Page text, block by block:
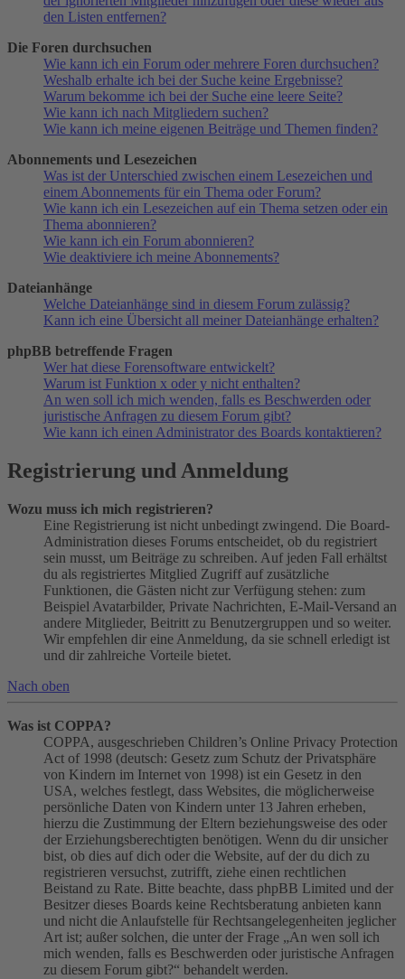
den Listen entfernen?
Die Foren durchsuchen
Wie kann ich ein Forum oder mehrere Foren durchsuchen?
Weshalb erhalte ich bei der Suche keine Ergebnisse?
Warum bekomme ich bei der Suche eine leere Seite?
Wie kann ich nach Mitgliedern suchen?
Wie kann ich meine eigenen Beiträge und Themen finden?
Abonnements und Lesezeichen
Was ist der Unterschied zwischen einem Lesezeichen und
einem Abonnements für ein Thema oder Forum?
Wie kann ich ein Lesezeichen auf ein Thema setzen oder ein
Thema abonnieren?
Wie kann ich ein Forum abonnieren?
Wie deaktiviere ich meine Abonnements?
Dateianhänge
Welche Dateianhänge sind in diesem Forum zulässig?
Kann ich eine Übersicht all meiner Dateianhänge erhalten?
phpBB betreffende Fragen
Wer hat diese Forensoftware entwickelt?
Warum ist Funktion x oder y nicht enthalten?
An wen soll ich mich wenden, falls es Beschwerden oder
juristische Anfragen zu diesem Forum gibt?
Wie kann ich einen Administrator des Boards kontaktieren?
Registrierung und Anmeldung
Wozu muss ich mich registrieren?
Eine Registrierung ist nicht unbedingt zwingend. Die Board-
Administration dieses Forums entscheidet, ob du registriert
sein musst, um Beiträge zu schreiben. Auf jeden Fall erhältst
du als registriertes Mitglied Zugriff auf zusätzliche
Funktionen, die Gästen nicht zur Verfügung stehen: zum
Beispiel Avatarbilder, Private Nachrichten, E-Mail-Versand an
andere Mitglieder, Beitritt zu Benutzergruppen und so weiter.
Wir empfehlen dir eine Anmeldung, da sie schnell erledigt ist
und dir zahlreiche Vorteile bietet.
Nach oben
Was ist COPPA?
COPPA, ausgeschrieben Children’s Online Privacy Protection
Act of 1998 (deutsch: Gesetz zum Schutz der Privatsphäre
von Kindern im Internet von 1998) ist ein Gesetz in den
USA, welches festlegt, dass Websites, die möglicherweise
persönliche Daten von Kindern unter 13 Jahren erheben,
hierzu die Zustimmung der Eltern beziehungsweise des oder
der Erziehungsberechtigten benötigen. Wenn du dir unsicher
bist, ob dies auf dich oder die Website, auf der du dich zu
registrieren versuchst, zutrifft, ziehe einen rechtlichen
Beistand zu Rate. Bitte beachte, dass phpBB Limited und der
Besitzer dieses Boards keine Rechtsberatung anbieten kann
und nicht die Anlaufstelle für Rechtsangelegenheiten jeglicher
Art ist; außer solchen, die unter der Frage „An wen soll ich
mich wenden, falls es Beschwerden oder juristische Anfragen
zu diesem Forum gibt?“ behandelt werden.